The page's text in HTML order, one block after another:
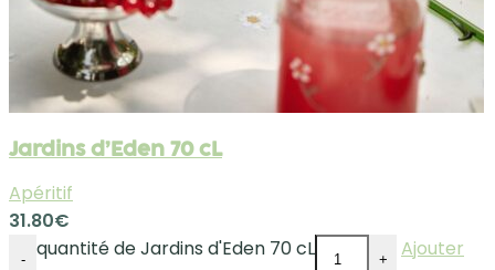
Jardins d’Eden 70 cL
Apéritif
31.80€
- quantité de Jardins d'Eden 70 cL +
Ajouter